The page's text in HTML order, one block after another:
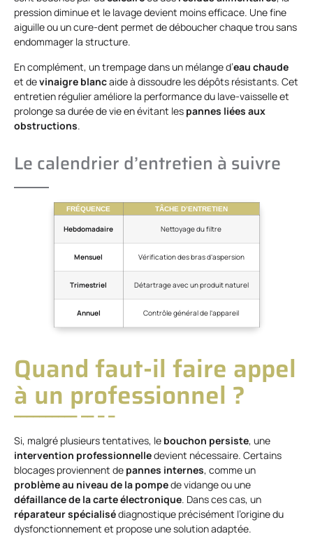
pression diminue et le lavage devient moins efficace. Une fine
aiguille ou un cure-dent permet de déboucher chaque trou sans
endommager la structure.
En complément, un trempage dans un mélange d’eau chaude
et devinaigre blancaide à dissoudre les dépôts résistants. Cet
entretien régulier améliore la performance du lave-vaisselle et
prolonge sa durée de vie en évitant les pannes liées aux
obstructions.
Le calendrier d’entretien à suivre
FRÉQUENCE TÂCHE D’ENTRETIEN
Hebdomadaire Nettoyage du filtre
Mensuel Vérification des bras d’aspersion
Trimestriel Détartrage avec un produit naturel
Annuel Contrôle général de l’appareil
Quand faut-il faire appel
à un professionnel ?
Si, malgré plusieurs tentatives, le bouchon persiste, une
intervention professionnelledevient nécessaire. Certains
blocages proviennent de pannes internes, comme un
problème au niveau de la pompede vidange ou une
défaillance de la carte électronique. Dans ces cas, un
réparateur spécialisédiagnostique précisément l’origine du
dysfonctionnement et propose une solution adaptée.